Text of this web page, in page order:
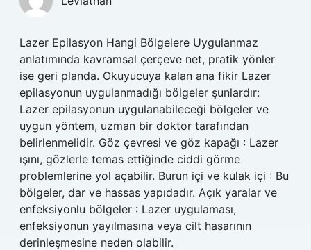
Lazer Epilasyon Hangi Bölgelere Uygulanmaz
anlatımında kavramsal çerçeve net, pratik yönler
ise geri planda. Okuyucuya kalan ana fikir Lazer
epilasyonun uygulanmadığı bölgeler şunlardır:
Lazer epilasyonun uygulanabileceği bölgeler ve
uygun yöntem, uzman bir doktor tarafından
belirlenmelidir. Göz çevresi ve göz kapağı : Lazer
ışını, gözlerle temas ettiğinde ciddi görme
problemlerine yol açabilir. Burun içi ve kulak içi : Bu
bölgeler, dar ve hassas yapıdadır. Açık yaralar ve
enfeksiyonlu bölgeler : Lazer uygulaması,
enfeksiyonun yayılmasına veya cilt hasarının
derinleşmesine neden olabilir.